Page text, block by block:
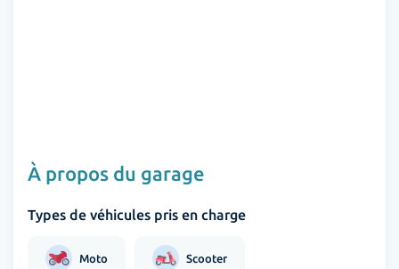
À propos du garage
Types de véhicules pris en charge
Moto Scooter